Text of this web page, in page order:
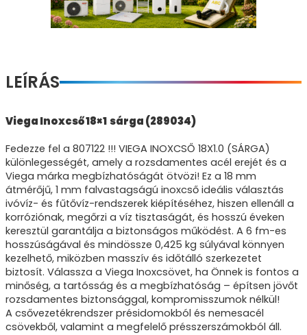
LEÍRÁS
Viega Inoxcső 18×1 sárga (289034)
Fedezze fel a 807122 !!! VIEGA INOXCSŐ 18X1.0 (SÁRGA)
különlegességét, amely a rozsdamentes acél erejét és a
Viega márka megbízhatóságát ötvözi! Ez a 18 mm
átmérőjű, 1 mm falvastagságú inoxcső ideális választás
ivóvíz- és fűtővíz-rendszerek kiépítéséhez, hiszen ellenáll a
korróziónak, megőrzi a víz tisztaságát, és hosszú éveken
keresztül garantálja a biztonságos működést. A 6 fm-es
hosszúságával és mindössze 0,425 kg súlyával könnyen
kezelhető, miközben masszív és időtálló szerkezetet
biztosít. Válassza a Viega Inoxcsövet, ha Önnek is fontos a
minőség, a tartósság és a megbízhatóság – építsen jövőt
rozsdamentes biztonsággal, kompromisszumok nélkül!
A csővezetékrendszer présidomokból és nemesacél
csövekből, valamint a megfelelő présszerszámokból áll.